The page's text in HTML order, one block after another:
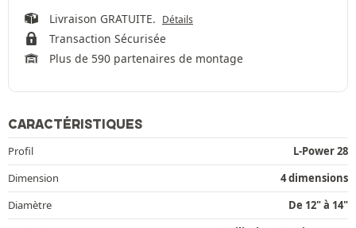
Livraison GRATUITE. Détails
Transaction Sécurisée
Plus de 590 partenaires de montage
CARACTÉRISTIQUES
Profil
L-Power 28
Dimension
4 dimensions
Diamètre
De 12" à 14"